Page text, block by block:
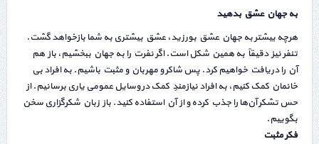
به جهان عشق بدهید
هرچه بیشتر به جهان عشق بورزید، عشق بیشتری به شما بازخواهد گشت.
تنفر نیز دقیقاً به همین شکل است. اگر نفرت را به جهان ببخشیم، باز هم
آن را دریافت خواهیم کرد. پس شاکر و مهربان و مثبت باشیم. به افراد بی
خانمان کمک کنیم، به افراد نیازمندِ کمک در وسایل عمومی یاری برسانیم. از
حس تشکر آن‌ها را جذب کرده و از آن استفاده کنید. باز زبان شکرگزاری سخن
بگوییم.
فکر مثبت